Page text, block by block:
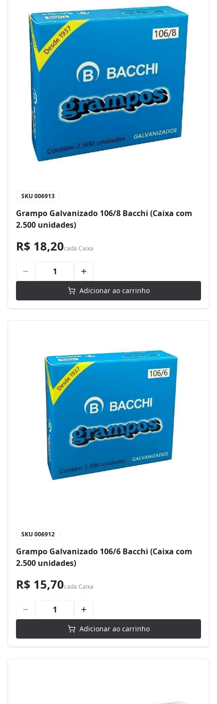
SKU 006913
Grampo Galvanizado 106/8 Bacchi (Caixa com
2.500 unidades)
R$ 18,20cada Caixa
Adicionar ao carrinho
SKU 006912
Grampo Galvanizado 106/6 Bacchi (Caixa com
2.500 unidades)
R$ 15,70cada Caixa
Adicionar ao carrinho